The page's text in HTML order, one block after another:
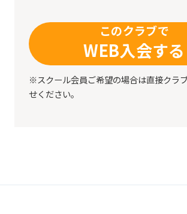
このクラブで
WEB入会する
※スクール会員ご希望の場合は直接クラ
せください。